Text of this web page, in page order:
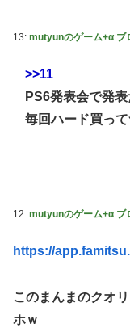
13: mutyunのゲーム+α ブ
>>11
PS6発表会で発
毎回ハード買っ
12: mutyunのゲーム+α ブ
https://
このまんまのクオ
ホｗ